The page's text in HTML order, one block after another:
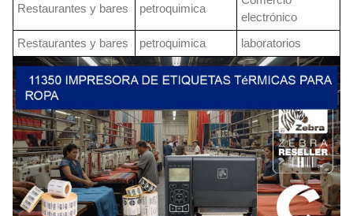
Restaurantes y bares petroquimica
electrónico
Restaurantes y bares
petroquimica laboratorios